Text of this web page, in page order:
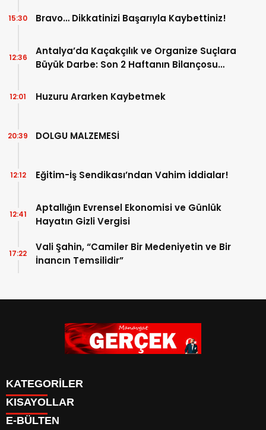
Bravo… Dikkatinizi Başarıyla Kaybettiniz!
15:30
Antalya’da Kaçakçılık ve Organize Suçlara
Büyük Darbe: Son 2 Haftanın Bilançosu
12:36
Huzuru Ararken Kaybetmek
12:01
DOLGU MALZEMESİ
20:39
Eğitim-İş Sendikası’ndan Vahim İddialar!
12:12
Aptallığın Evrensel Ekonomisi ve Günlük
Hayatın Gizli Vergisi
12:41
Vali Şahin, “Camiler Bir Medeniyetin ve Bir
İnancın Temsilidir”
17:22
KATEGORİLER
Siyaset
Eğitim
KISAYOLLAR
E-BÜLTEN